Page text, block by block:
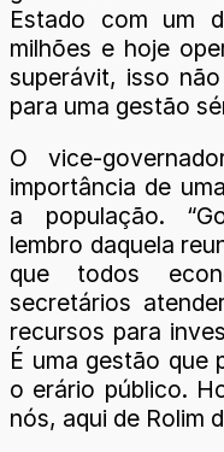
Estado com um
milhões e hoje
superávit, isso
para uma gestão
O vice-
importância de
a população.
lembro daquela
que todos
secretários
recursos para
É uma gestão que
o erário público.
nós, aqui de Rolim